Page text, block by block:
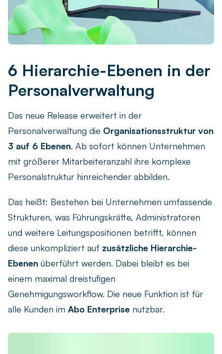
Live-Demo vereinbaren
Remote arbeiten
Ob remote, im Homeoffice oder hybrid – finden Sie die
passende Zeiterfassungslösung für Ihr Team.
Was unterscheidet die Zeiterfassung von der
Zeitwirtschaft – und wie profitieren Unternehmen?
Newsletter
askDANTE Guides
6 Hierarchie-Ebenen in der
Personalverwaltung
Das neue Release erweitert in der
Personalverwaltung die Organisationsstruktur von
3 auf 6 Ebenen. Ab sofort können Unternehmen
mit größerer Mitarbeiteranzahl ihre komplexe
Personalstruktur hinreichender abbilden.
Das heißt: Bestehen bei Unternehmen umfassende
Strukturen, was Führungskräfte, Administratoren
und weitere Leitungspositionen betrifft, können
diese unkompliziert auf zusätzliche Hierarchie-
Ebenen überführt werden. Dabei bleibt es bei
einem maximal dreistufigen
Genehmigungsworkflow. Die neue Funktion ist für
alle Kunden im Abo Enterprise nutzbar.